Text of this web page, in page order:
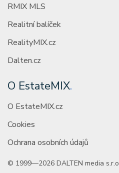
RMIX MLS
Realitní balíček
RealityMIX.cz
Dalten.cz
O EstateMIX.
O EstateMIX.cz
Cookies
Ochrana osobních údajů
© 1999—2026 DALTEN media s.r.o